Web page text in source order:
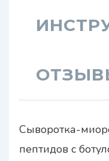
Сыворотка-
пептидов с